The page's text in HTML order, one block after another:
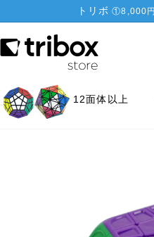
トリボ ①8,000
12面体以上